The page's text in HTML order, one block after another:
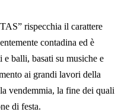
rispecchia il carattere
contadina ed è
balli, basati su musiche e
ai grandi lavori della
vendemmia, la fine dei quali
di festa.